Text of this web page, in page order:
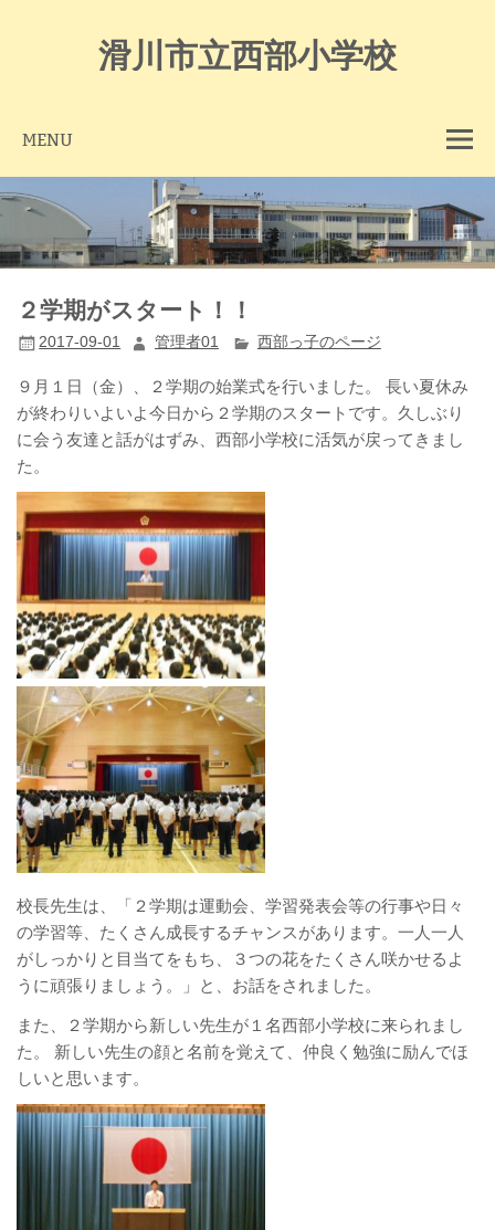
滑川市立西部小学校
MENU
２学期がスタート！！
2017-09-01 管理者01 西部っ子のページ
９月１日（金）、２学期の始業式を行いました。 長い夏休み
が終わりいよいよ今日から２学期のスタートです。久しぶり
に会う友達と話がはずみ、西部小学校に活気が戻ってきまし
た。
校長先生は、「２学期は運動会、学習発表会等の行事や日々
の学習等、たくさん成長するチャンスがあります。一人一人
がしっかりと目当てをもち、３つの花をたくさん咲かせるよ
うに頑張りましょう。」と、お話をされました。
また、２学期から新しい先生が１名西部小学校に来られまし
た。 新しい先生の顔と名前を覚えて、仲良く勉強に励んでほ
しいと思います。